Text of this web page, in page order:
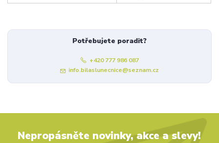
Potřebujete poradit?
+420 777 986 087
info.bilaslunecnice@seznam.cz
Nepropásněte novinky, akce a slevy!